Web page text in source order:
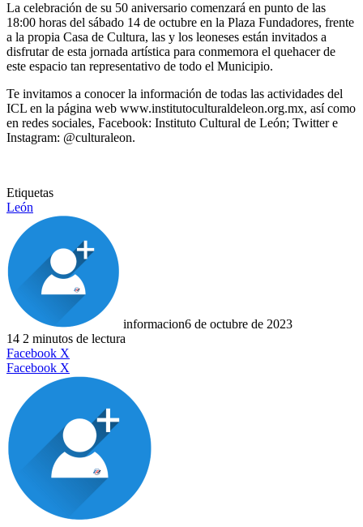
La celebración de su 50 aniversario comenzará en punto de las
18:00 horas del sábado 14 de octubre en la Plaza Fundadores, frente
a la propia Casa de Cultura, las y los leoneses están invitados a
disfrutar de esta jornada artística para conmemora el quehacer de
este espacio tan representativo de todo el Municipio.
Te invitamos a conocer la información de todas las actividades del
ICL en la página web www.institutoculturaldeleon.org.mx, así como
en redes sociales, Facebook: Instituto Cultural de León; Twitter e
Instagram: @culturaleon.
Etiquetas
León
informacion6 de octubre de 2023
14 2 minutos de lectura
Facebook X
Facebook X
por
electrónico